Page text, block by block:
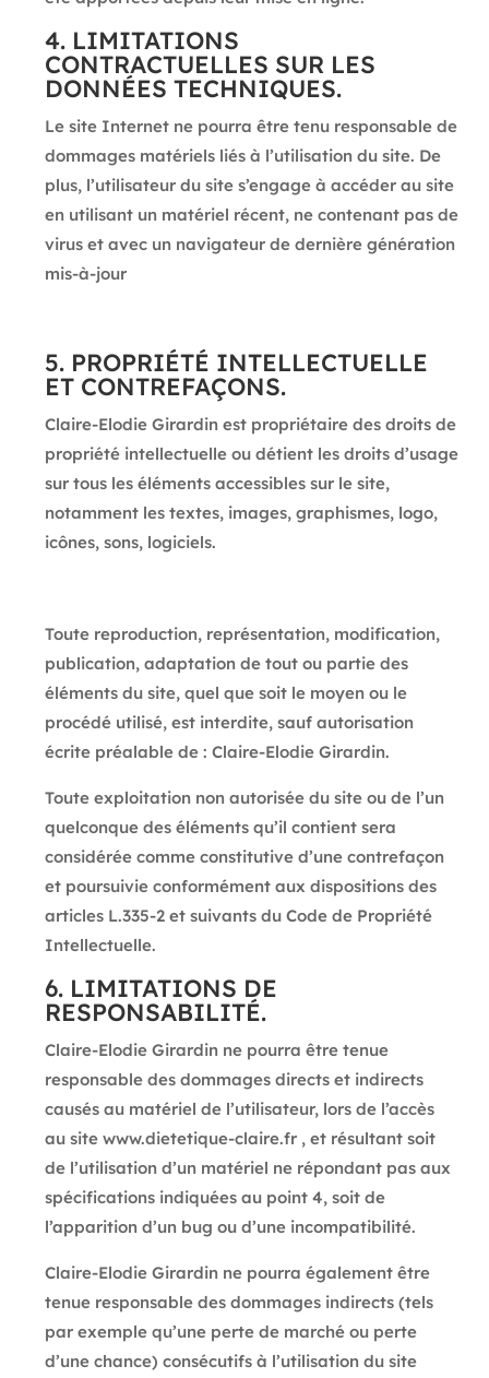
4. LIMITATIONS
CONTRACTUELLES SUR LES
DONNÉES TECHNIQUES.
Le site Internet ne pourra être tenu responsable de
dommages matériels liés à l’utilisation du site. De
plus, l’utilisateur du site s’engage à accéder au site
en utilisant un matériel récent, ne contenant pas de
virus et avec un navigateur de dernière génération
mis-à-jour
5. PROPRIÉTÉ INTELLECTUELLE
ET CONTREFAÇONS.
Claire-Elodie Girardin est propriétaire des droits de
propriété intellectuelle ou détient les droits d’usage
sur tous les éléments accessibles sur le site,
notamment les textes, images, graphismes, logo,
icônes, sons, logiciels.
Toute reproduction, représentation, modification,
publication, adaptation de tout ou partie des
éléments du site, quel que soit le moyen ou le
procédé utilisé, est interdite, sauf autorisation
écrite préalable de : Claire-Elodie Girardin.
Toute exploitation non autorisée du site ou de l’un
quelconque des éléments qu’il contient sera
considérée comme constitutive d’une contrefaçon
et poursuivie conformément aux dispositions des
articles L.335-2 et suivants du Code de Propriété
Intellectuelle.
6. LIMITATIONS DE
RESPONSABILITÉ.
Claire-Elodie Girardin ne pourra être tenue
responsable des dommages directs et indirects
causés au matériel de l’utilisateur, lors de l’accès
au site www.dietetique-claire.fr , et résultant soit
de l’utilisation d’un matériel ne répondant pas aux
spécifications indiquées au point 4, soit de
l’apparition d’un bug ou d’une incompatibilité.
Claire-Elodie Girardin ne pourra également être
tenue responsable des dommages indirects (tels
par exemple qu’une perte de marché ou perte
d’une chance) consécutifs à l’utilisation du site